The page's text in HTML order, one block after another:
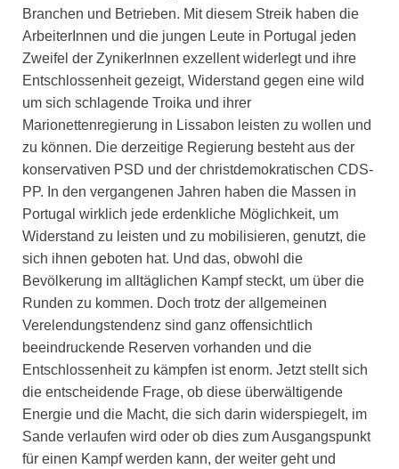
Branchen und Betrieben. Mit diesem Streik haben die
ArbeiterInnen und die jungen Leute in Portugal jeden
Zweifel der ZynikerInnen exzellent widerlegt und ihre
Entschlossenheit gezeigt, Widerstand gegen eine wild
um sich schlagende Troika und ihrer
Marionettenregierung in Lissabon leisten zu wollen und
zu können. Die derzeitige Regierung besteht aus der
konservativen PSD und der christdemokratischen CDS-
PP. In den vergangenen Jahren haben die Massen in
Portugal wirklich jede erdenkliche Möglichkeit, um
Widerstand zu leisten und zu mobilisieren, genutzt, die
sich ihnen geboten hat. Und das, obwohl die
Bevölkerung im alltäglichen Kampf steckt, um über die
Runden zu kommen. Doch trotz der allgemeinen
Verelendungstendenz sind ganz offensichtlich
beeindruckende Reserven vorhanden und die
Entschlossenheit zu kämpfen ist enorm. Jetzt stellt sich
die entscheidende Frage, ob diese überwältigende
Energie und die Macht, die sich darin widerspiegelt, im
Sande verlaufen wird oder ob dies zum Ausgangspunkt
für einen Kampf werden kann, der weiter geht und